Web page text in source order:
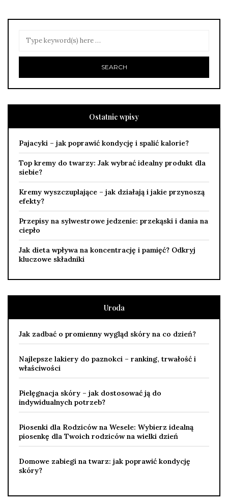
Ostatnie wpisy
Pajacyki – jak poprawić kondycję i spalić kalorie?
Top kremy do twarzy: Jak wybrać idealny produkt dla
siebie?
Kremy wyszczuplające – jak działają i jakie przynoszą
efekty?
Przepisy na sylwestrowe jedzenie: przekąski i dania na
ciepło
Jak dieta wpływa na koncentrację i pamięć? Odkryj
kluczowe składniki
Uroda
Jak zadbać o promienny wygląd skóry na co dzień?
Najlepsze lakiery do paznokci – ranking, trwałość i
właściwości
Pielęgnacja skóry – jak dostosować ją do
indywidualnych potrzeb?
Piosenki dla Rodziców na Wesele: Wybierz idealną
piosenkę dla Twoich rodziców na wielki dzień
Domowe zabiegi na twarz: jak poprawić kondycję
skóry?